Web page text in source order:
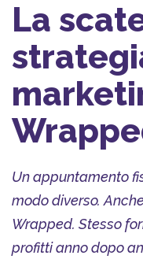
La
Un appuntamento
modo diverso.
Wrapped. Stesso
profitti anno dopo